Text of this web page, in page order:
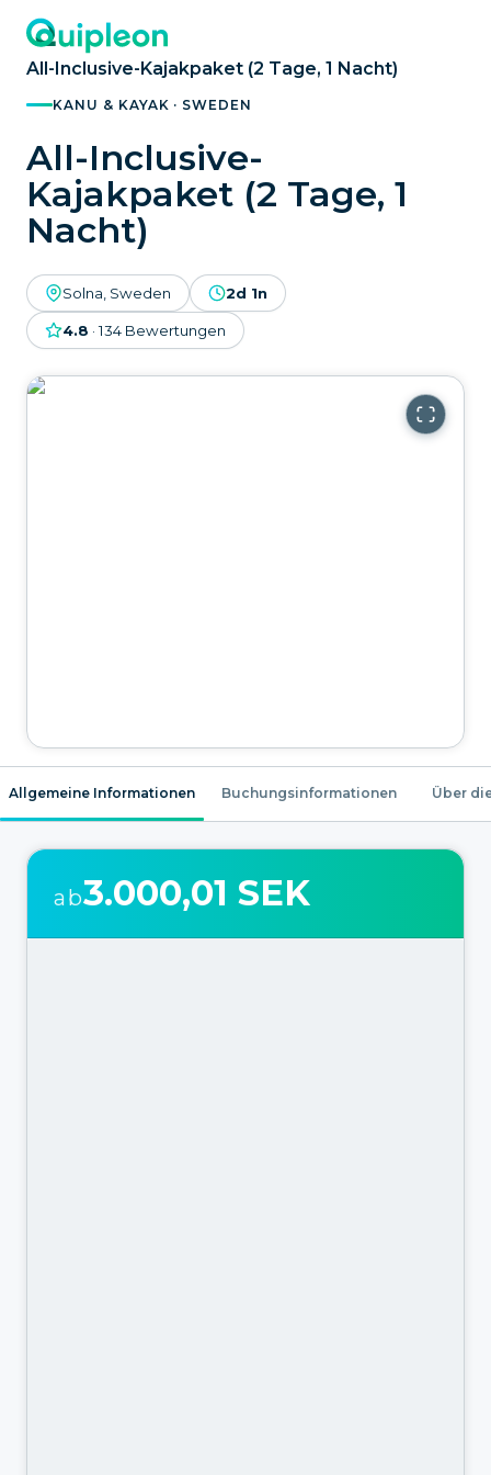
All-Inclusive-Kajakpaket (2 Tage, 1 Nacht)
KANU & KAYAK · SWEDEN
All-Inclusive-
Kajakpaket (2 Tage, 1
Nacht)
Solna, Sweden 2d 1n
4.8 ·134 Bewertungen
Allgemeine Informationen Buchungsinformationen Über
ab3.000,01 SEK